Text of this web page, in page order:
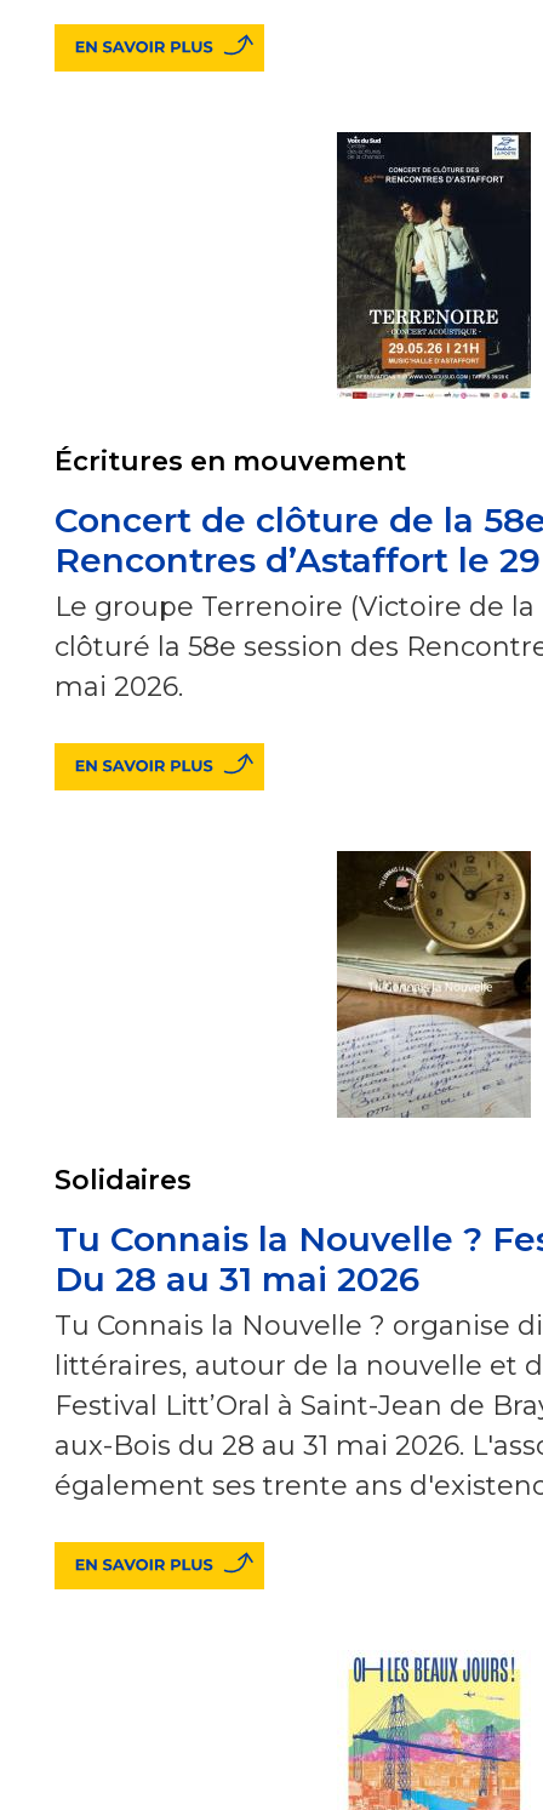
Écritures en mouvement
Concert de clôture de la
Rencontres d’Astaffort le
Le groupe Terrenoire (Victoire de
clôturé la 58e session des
mai 2026.
Solidaires
Tu Connais la Nouvelle ?
Du 28 au 31 mai 2026
Tu Connais la Nouvelle ? organise
littéraires, autour de la nouvelle et
Festival Litt’Oral à Saint-Jean de
aux-Bois du 28 au 31 mai 2026.
également ses trente ans